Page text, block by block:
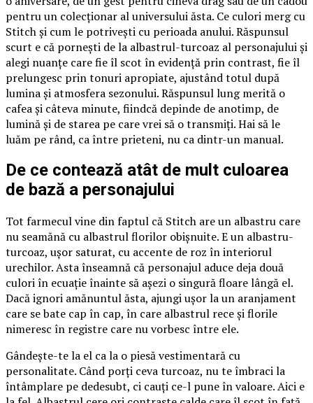
pentru un colecționar al universului ăsta. Ce culori merg cu
Stitch și cum le potrivești cu perioada anului. Răspunsul
scurt e că pornești de la albastrul-turcoaz al personajului și
alegi nuanțe care fie îl scot în evidență prin contrast, fie îl
prelungesc prin tonuri apropiate, ajustând totul după
lumina și atmosfera sezonului. Răspunsul lung merită o
cafea și câteva minute, fiindcă depinde de anotimp, de
lumină și de starea pe care vrei să o transmiți. Hai să le
luăm pe rând, ca între prieteni, nu ca dintr-un manual.
De ce contează atât de mult culoarea
de bază a personajului
Tot farmecul vine din faptul că Stitch are un albastru care
nu seamănă cu albastrul florilor obișnuite. E un albastru-
turcoaz, ușor saturat, cu accente de roz în interiorul
urechilor. Asta înseamnă că personajul aduce deja două
culori în ecuație înainte să așezi o singură floare lângă el.
Dacă ignori amănuntul ăsta, ajungi ușor la un aranjament
care se bate cap în cap, în care albastrul rece și florile
nimeresc în registre care nu vorbesc între ele.
Gândește-te la el ca la o piesă vestimentară cu
personalitate. Când porți ceva turcoaz, nu te îmbraci la
întâmplare pe dedesubt, ci cauți ce-l pune în valoare. Aici e